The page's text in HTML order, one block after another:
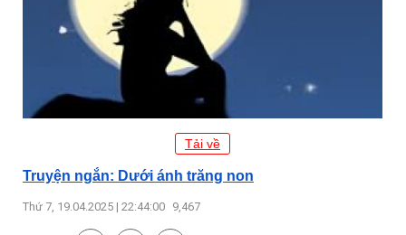
Tải về
Truyện ngắn: Dưới ánh trăng non
Thứ 7, 19.04.2025 | 22:44:00 9,467